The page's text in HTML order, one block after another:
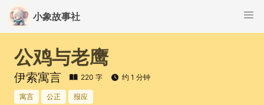
小象故事社
公鸡与老鹰
伊索寓言 220 字 约 1 分钟
寓言 公正 报应